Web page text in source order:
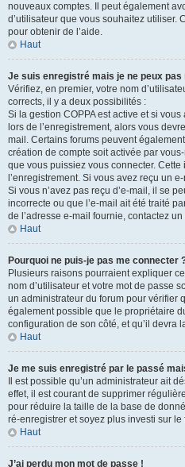
nouveaux comptes. Il peut également
d’utilisateur que vous souhaitez utiliser.
pour obtenir de l’aide.
Haut
Je suis enregistré mais je ne peux pas
Vérifiez, en premier, votre nom
corrects, il y a deux possibilités :
Si la gestion COPPA est active et si
lors de l’enregistrement, alors vous
mail. Certains forums peuvent
création de compte soit activée par
que vous puissiez vous connecter.
l’enregistrement. Si vous avez reçu un
Si vous n’avez pas reçu d’e-mail, il se
incorrecte ou que l’e-mail ait été traité
de l’adresse e-mail fournie, contactez
Haut
Pourquoi ne puis-je pas me connecter
Plusieurs raisons pourraient expliquer
nom d’utilisateur et votre mot de passe
un administrateur du forum pour vérifier
également possible que le propriétaire
configuration de son côté, et qu’il devra
Haut
Je me suis enregistré par le passé
Il est possible qu’un administrateur ait
effet, il est courant de supprimer
pour réduire la taille de la base de
ré-enregistrer et soyez plus investi sur le
Haut
J’ai perdu mon mot de passe !